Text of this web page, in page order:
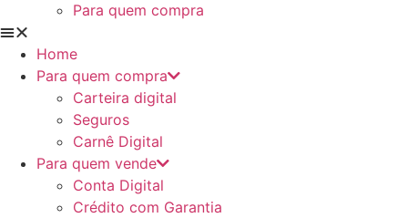
Para quem compra
Home
Para quem compra
Carteira digital
Seguros
Carnê Digital
Para quem vende
Conta Digital
Crédito com Garantia